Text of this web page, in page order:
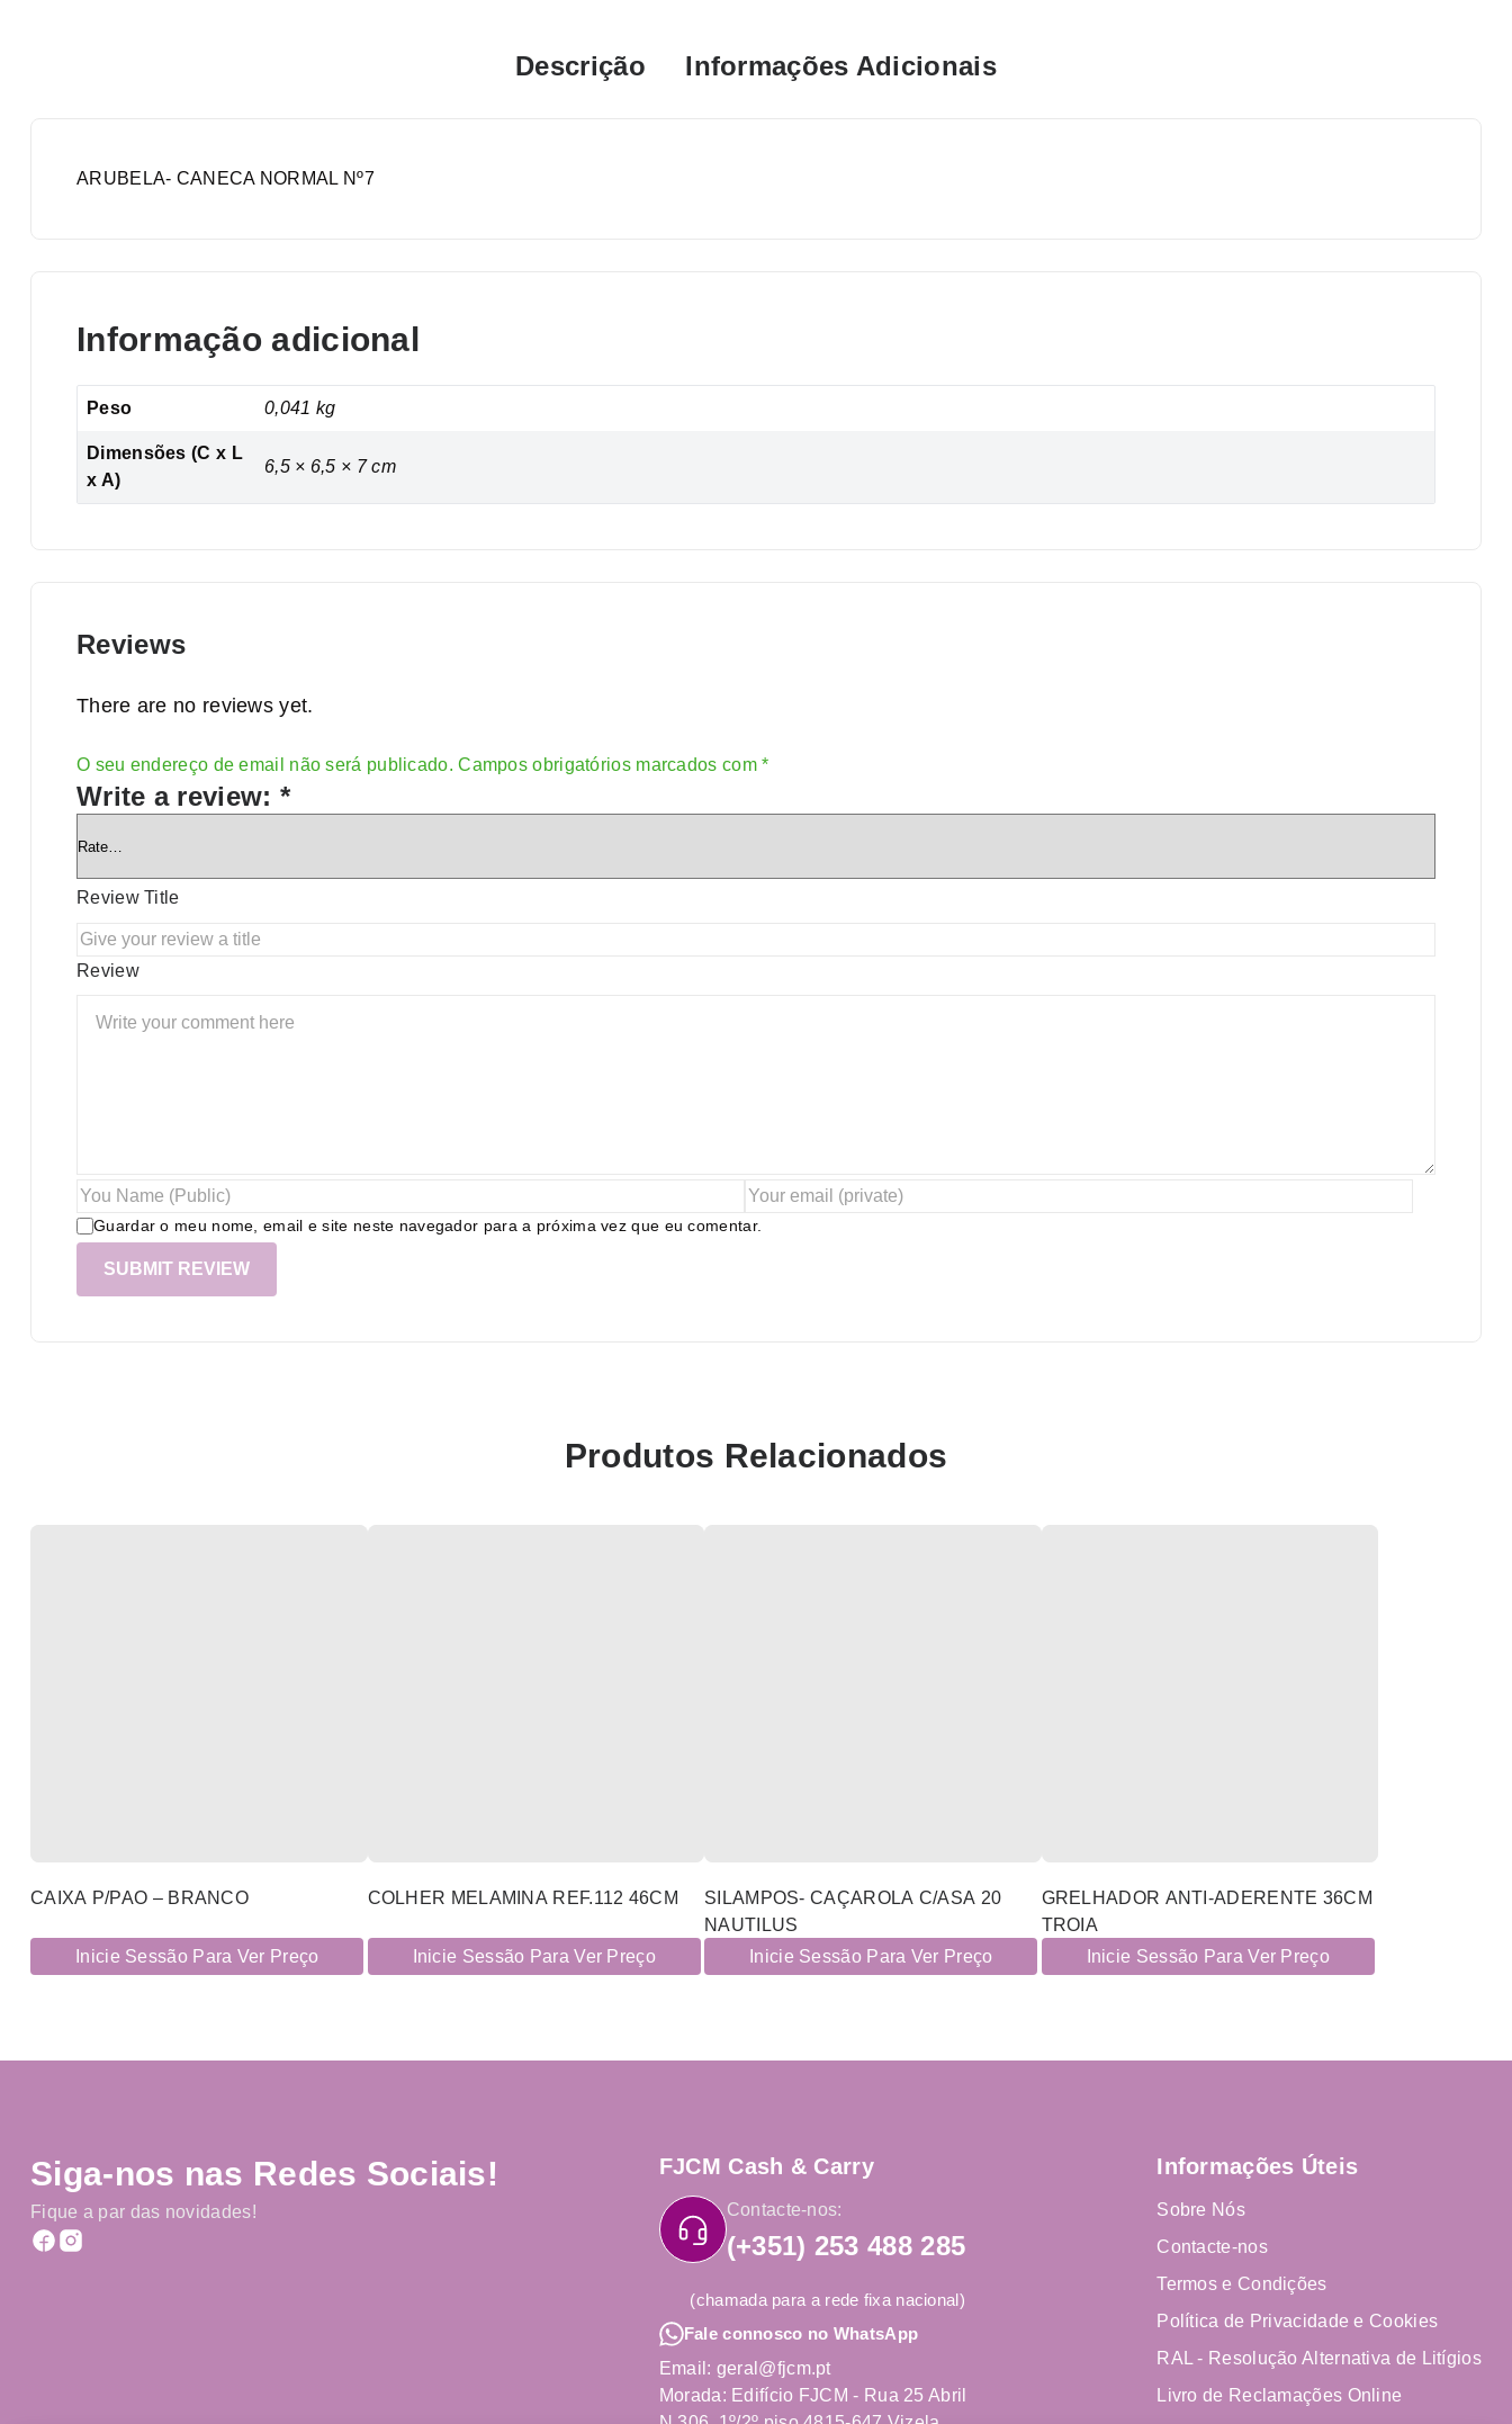
Descrição Informações Adicionais
ARUBELA- CANECA NORMAL Nº7
Informação adicional
Peso 0,041 kg
Dimensões (C x L
x A)
6,5 × 6,5 × 7 cm
Reviews
There are no reviews yet.
O seu endereço de email não será publicado. Campos obrigatórios marcados com*
Write a review: *
Review Title
Review
Guardar o meu nome, email e site neste navegador para a próxima vez que eu comentar.
Alternative:
Produtos Relacionados
CAIXA P/PAO – BRANCO
Inicie Sessão Para Ver Preço
COLHER MELAMINA REF.112 46CM
Inicie Sessão Para Ver Preço
SILAMPOS- CAÇAROLA C/ASA 20
NAUTILUS
Inicie Sessão Para Ver Preço
GRELHADOR ANTI-ADERENTE 36CM
TROIA
Inicie Sessão Para Ver Preço
Siga-nos nas Redes Sociais!
Fique a par das novidades!
FJCM Cash & Carry
Contacte-nos:
(+351) 253 488 285
(chamada para a rede fixa nacional)
Fale connosco no WhatsApp
Email: geral@fjcm.pt
Morada: Edifício FJCM - Rua 25 Abril
Informações Úteis
Sobre Nós
Contacte-nos
Termos e Condições
Política de Privacidade e Cookies
RAL - Resolução Alternativa de Litígios
Livro de Reclamações Online